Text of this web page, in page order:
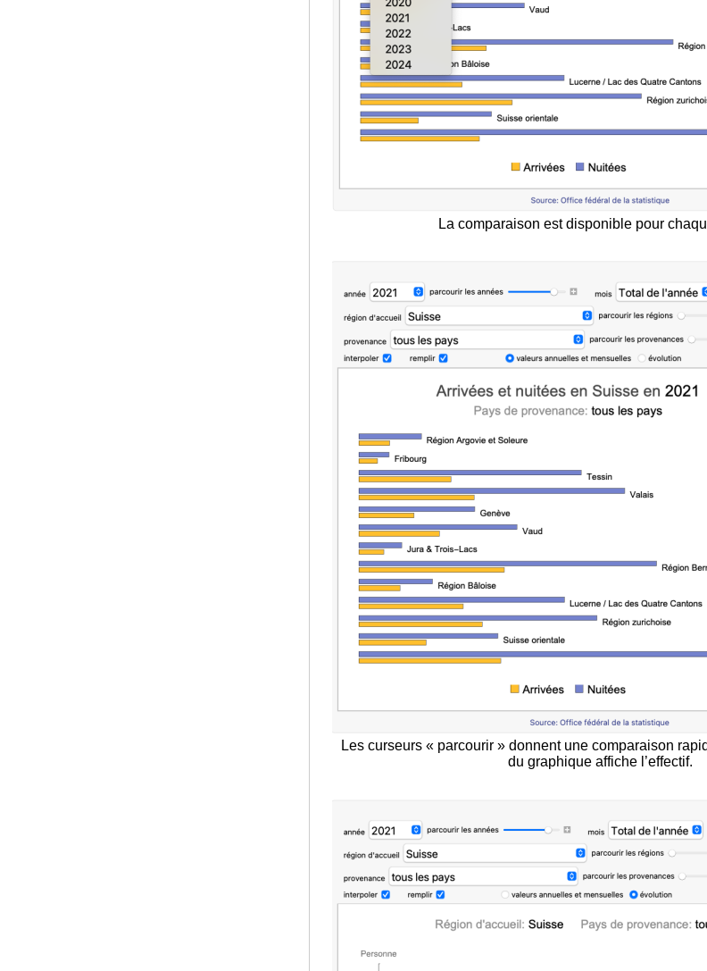
La comparaison est disponible pour
Les curseurs « parcourir » donnent une comparaison
du graphique affiche l’effectif.